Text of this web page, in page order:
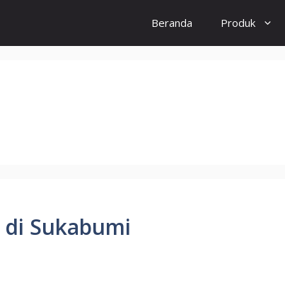
Beranda Produk
di Sukabumi